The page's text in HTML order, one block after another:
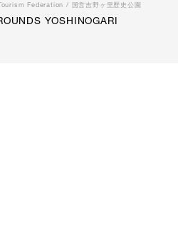
Federation / 国営吉野ヶ里歴史公園
YOSHINOGARI